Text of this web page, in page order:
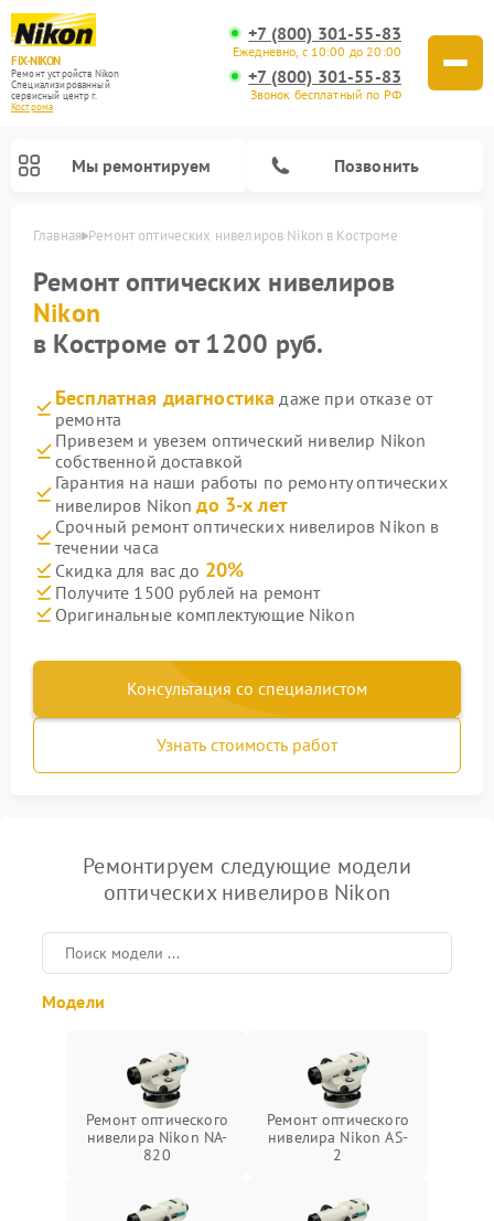
FIX-NIKON
Ремонт устройств Nikon
Специализированный
cервисный центр г.
Кострома
+7 (800) 301-55-83
Ежедневно, с 10:00 до 20:00
+7 (800) 301-55-83
Звонок бесплатный по РФ
Мы ремонтируем Позвонить
Главная Ремонт оптических нивелиров Nikon в Костроме
Ремонт оптических нивелиров
Nikon
в Костроме от 1200 руб.
Бесплатная диагностика даже при отказе от
ремонта
Привезем и увезем оптический нивелир Nikon
собственной доставкой
Гарантия на наши работы по ремонту оптических
нивелиров Nikonдо 3-х лет
Срочный ремонт оптических нивелиров Nikon в
течении часа
Скидка для вас до 20%
Получите 1500 рублей на ремонт
Оригинальные комплектующие Nikon
Консультация со специалистом
Узнать стоимость работ
Ремонтируем следующие модели
оптических нивелиров Nikon
Модели
Ремонт оптического
нивелира Nikon NA-
820
Ремонт оптического
нивелира Nikon AS-
2